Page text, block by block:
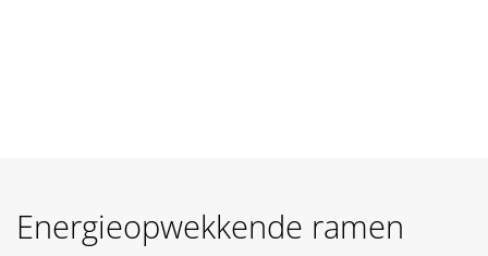
Energieopwekkende ramen